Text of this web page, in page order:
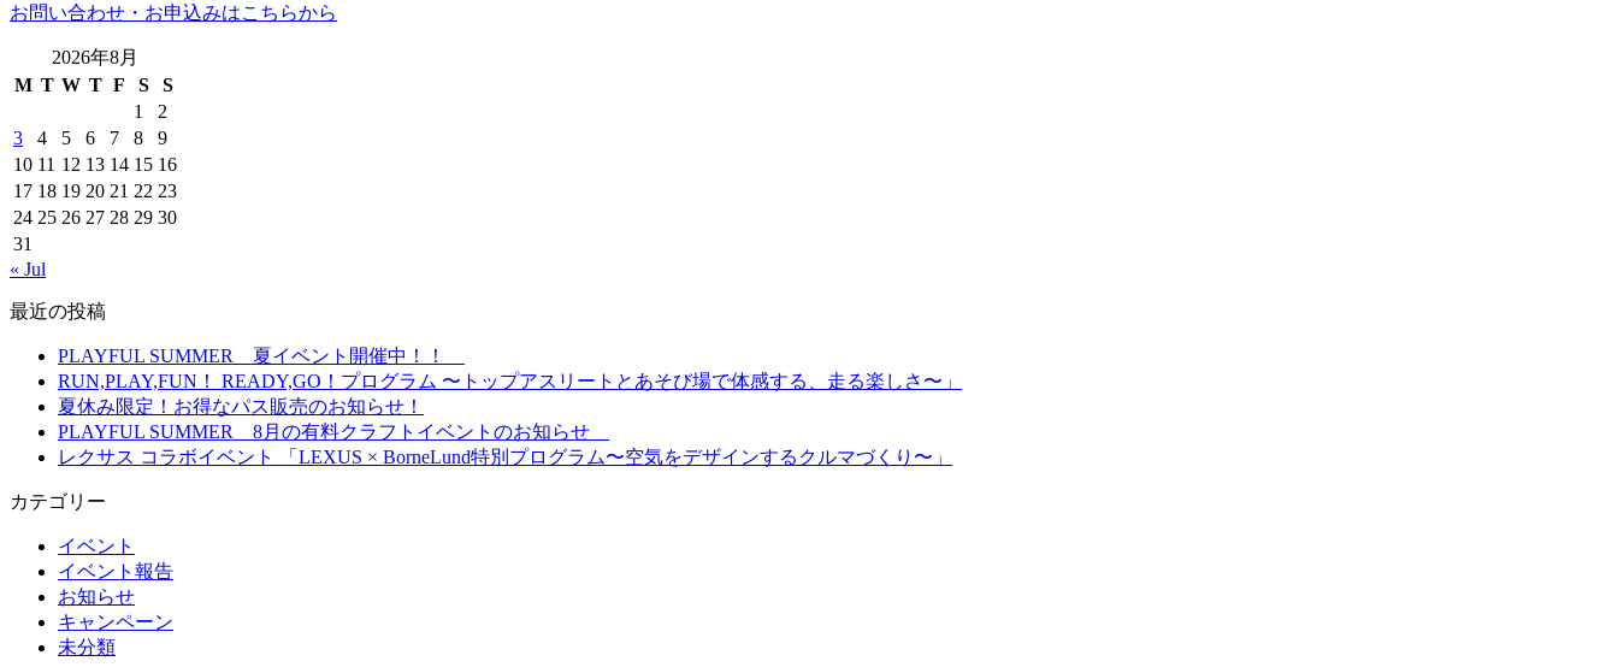
お問い合わせ・お申込みはこちらから
2026年8月
M T W T F S
S
1
2
3
4 5 6 7 8
9
10 11 12 13 14 15 16
17 18 19 20 21 22 23
24 25 26 27 28 29 30
31
« Jul
最近の投稿
PLAYFUL SUMMER 夏イベント開催中！！
RUN,PLAY,FUN！ READY,GO！プログラム 〜トップアスリートとあそび場で体感する、走る楽しさ〜」
夏休み限定！お得なパス販売のお知らせ！
PLAYFUL SUMMER 8月の有料クラフトイベントのお知らせ
レクサス コラボイベント 「LEXUS × BorneLund特別プログラム〜空気をデザインするクルマづくり〜」
カテゴリー
イベント
イベント報告
お知らせ
キャンペーン
未分類